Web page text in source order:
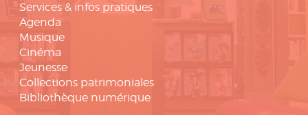
Services & infos pratiques
Agenda
Musique
Cinéma
Jeunesse
Collections patrimoniales
Bibliothèque numérique